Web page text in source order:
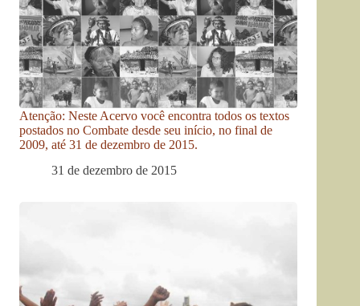
Atenção: Neste Acervo você encontra todos os textos
postados no Combate desde seu início, no final de
2009, até 31 de dezembro de 2015.
31 de dezembro de 2015